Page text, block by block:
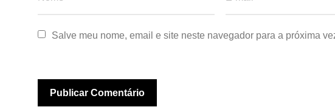
Salve meu nome, email e site neste navegador para a próxima